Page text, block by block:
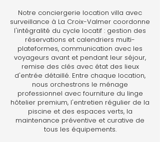
Notre conciergerie location villa avec
surveillance à La Croix-Valmer coordonne
l'intégralité du cycle locatif : gestion des
réservations et calendriers multi-
plateformes, communication avec les
voyageurs avant et pendant leur séjour,
remise des clés avec état des lieux
d'entrée détaillé. Entre chaque location,
nous orchestrons le ménage
professionnel avec fourniture du linge
hôtelier premium, l'entretien régulier de la
piscine et des espaces verts, la
maintenance préventive et curative de
tous les équipements.